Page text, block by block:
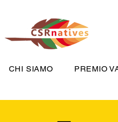
CHI SIAMO PREMIO